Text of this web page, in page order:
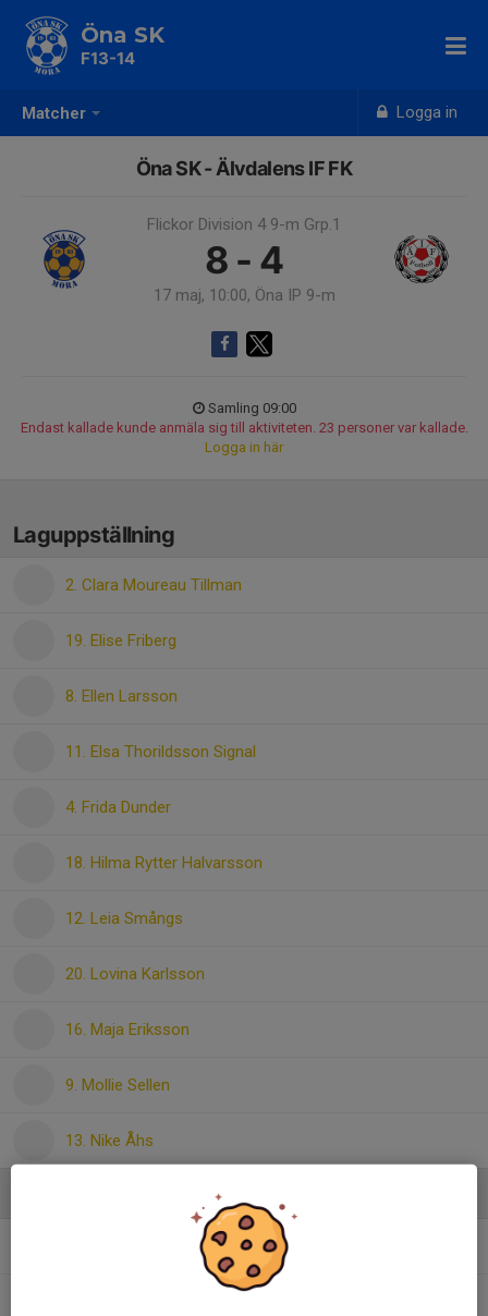
Matcher Logga in
Öna SK
F13-14
Öna SK - Älvdalens IF FK
Flickor Division 4 9-m Grp.1
8 - 4
17 maj, 10:00, Öna IP 9-m
Samling 09:00
Endast kallade kunde anmäla sig till aktiviteten. 23 personer var kallade.
Logga in här
Laguppställning
2. Clara Moureau Tillman
19. Elise Friberg
8. Ellen Larsson
11. Elsa Thorildsson Signal
4. Frida Dunder
18. Hilma Rytter Halvarsson
12. Leia Smångs
20. Lovina Karlsson
16. Maja Eriksson
9. Mollie Sellen
13. Nike Åhs
Assisterande Tränare